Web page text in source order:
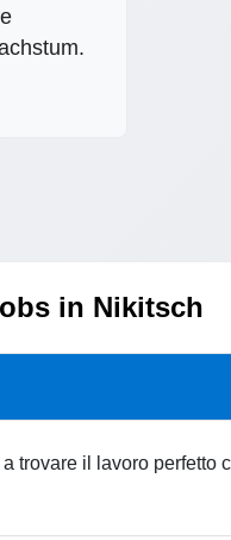
in Nikitsch
trovare il lavoro perfetto